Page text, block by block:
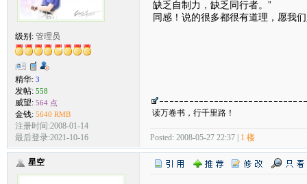
级别: 管理员
精华: 3
发帖: 558
威望: 564 点
金钱: 5640 RMB
注册时间:2008-01-14
最后登录:2021-10-16
缺乏自制力，缺乏同行者。”
同感！说的很多都很有道理，愿我
读万卷书，行千里路！
Posted: 2008-05-27 22:37 | 1 楼
星空